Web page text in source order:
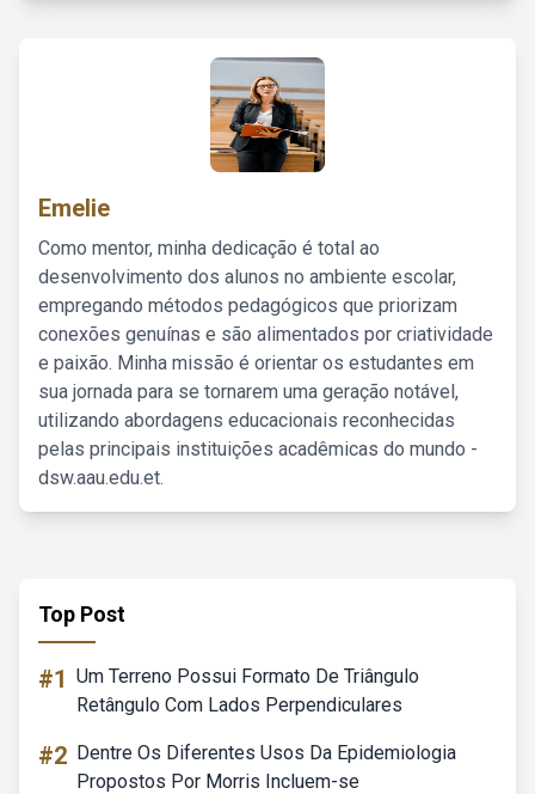
Emelie
Como mentor, minha dedicação é total ao
desenvolvimento dos alunos no ambiente escolar,
empregando métodos pedagógicos que priorizam
conexões genuínas e são alimentados por criatividade
e paixão. Minha missão é orientar os estudantes em
sua jornada para se tornarem uma geração notável,
utilizando abordagens educacionais reconhecidas
pelas principais instituições acadêmicas do mundo -
dsw.aau.edu.et.
Top Post
#1 Um Terreno Possui Formato De Triângulo
Retângulo Com Lados Perpendiculares
#2 Dentre Os Diferentes Usos Da Epidemiologia
Propostos Por Morris Incluem-se